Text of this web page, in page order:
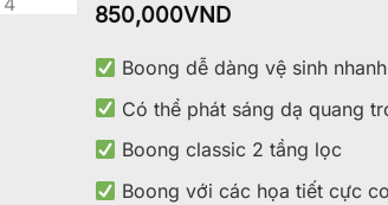
850,000VND
Boong dễ dàng vệ sinh nhanh
Có thể phát sáng dạ quang
Boong classic 2 tầng lọc
Boong với các họa tiết cực